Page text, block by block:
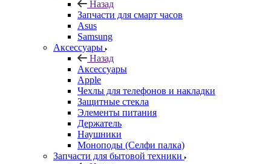
Назад
Запчасти для смарт часов
Asus
Samsung
Аксессуары
Назад
Аксессуары
Apple
Чехлы для телефонов и накладки
Защитные стекла
Элементы питания
Держатель
Наушники
Моноподы (Селфи палка)
Запчасти для бытовой техники